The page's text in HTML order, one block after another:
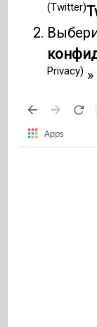
(Twitter)
Privacy)